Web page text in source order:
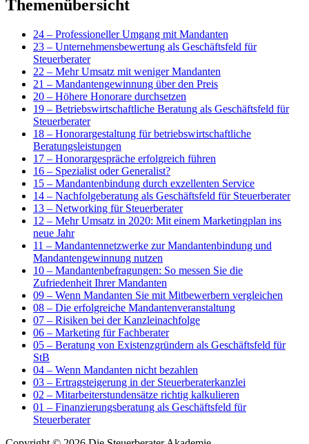
Themenübersicht
24 – Professioneller Umgang mit Mandanten
23 – Unternehmensbewertung als Geschäftsfeld für
Steuerberater
22 – Mehr Umsatz mit weniger Mandanten
21 – Mandantengewinnung über den Preis
20 – Höhere Honorare durchsetzen
19 – Betriebswirtschaftliche Beratung als Geschäftsfeld für
Steuerberater
18 – Honorargestaltung für betriebswirtschaftliche
Beratungsleistungen
17 – Honorargespräche erfolgreich führen
16 – Spezialist oder Generalist?
15 – Mandantenbindung durch exzellenten Service
14 – Nachfolgeberatung als Geschäftsfeld für Steuerberater
13 – Networking für Steuerberater
12 – Mehr Umsatz in 2020: Mit einem Marketingplan ins
neue Jahr
11 – Mandantennetzwerke zur Mandantenbindung und
Mandantengewinnung nutzen
10 – Mandantenbefragungen: So messen Sie die
Zufriedenheit Ihrer Mandanten
09 – Wenn Mandanten Sie mit Mitbewerbern vergleichen
08 – Die erfolgreiche Mandantenveranstaltung
07 – Risiken bei der Kanzleinachfolge
06 – Marketing für Fachberater
05 – Beratung von Existenzgründern als Geschäftsfeld für
StB
04 – Wenn Mandanten nicht bezahlen
03 – Ertragsteigerung in der Steuerberaterkanzlei
02 – Mitarbeiterstundensätze richtig kalkulieren
01 – Finanzierungsberatung als Geschäftsfeld für
Steuerberater